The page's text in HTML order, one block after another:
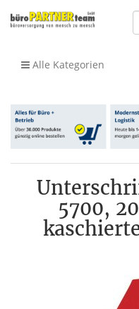
Alle Kategorien
5700,